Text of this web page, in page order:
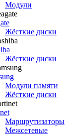
Модули
Жёсткие диски
Жёсткие диски
Модули памяти
Жёсткие диски
Маршрутизаторы
Межсетевые